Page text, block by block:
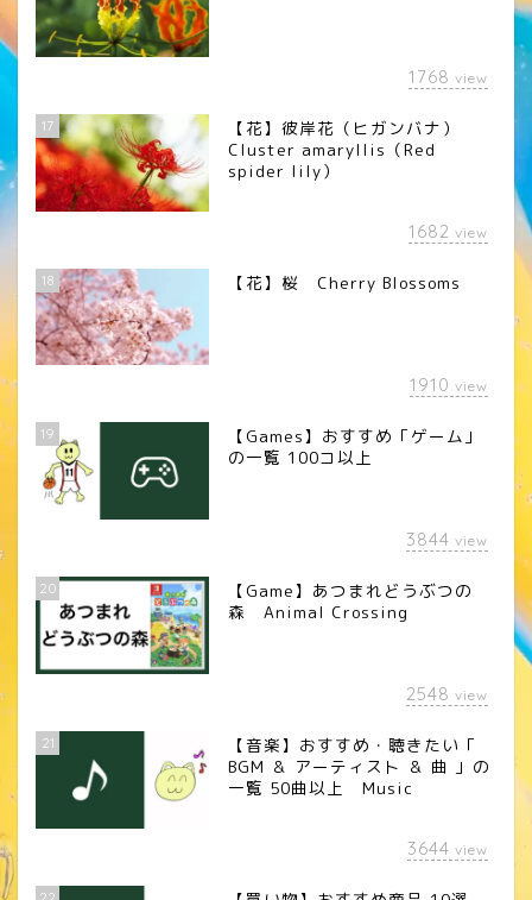
1768 view
17
【花】彼岸花（ヒガンバナ）
Cluster amaryllis（Red
spider lily）
1682 view
18 【花】桜 Cherry Blossoms
1910 view
19
【Games】おすすめ「ゲーム」
の一覧 100コ以上
3844 view
20
【Game】あつまれどうぶつの
森 Animal Crossing
2548 view
21
【音楽】おすすめ・聴きたい「
BGM ＆ アーティスト ＆ 曲 」の
一覧 50曲以上 Music
3644 view